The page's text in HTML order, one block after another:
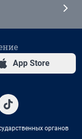
App Store
органов